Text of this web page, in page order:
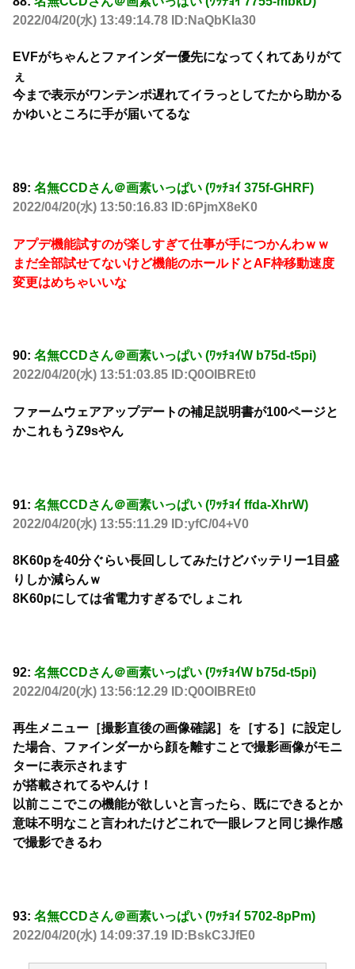
2022/04/20(水) 13:49:14.78 ID:NaQbKIa30
EVFがちゃんとファインダー優先になってくれてありがて
ぇ
今まで表示がワンテンポ遅れてイラっとしてたから助かる
かゆいところに手が届いてるな
89: 名無CCDさん＠画素いっぱい (ﾜｯﾁｮｲ 375f-GHRF)
2022/04/20(水) 13:50:16.83 ID:6PjmX8eK0
アプデ機能試すのが楽しすぎて仕事が手につかんわｗｗ
まだ全部試せてないけど機能のホールドとAF枠移動速度
変更はめちゃいいな
90: 名無CCDさん＠画素いっぱい (ﾜｯﾁｮｲW b75d-t5pi)
2022/04/20(水) 13:51:03.85 ID:Q0OIBREt0
ファームウェアアップデートの補足説明書が100ページと
かこれもうZ9sやん
91: 名無CCDさん＠画素いっぱい (ﾜｯﾁｮｲ ffda-XhrW)
2022/04/20(水) 13:55:11.29 ID:yfC/04+V0
8K60pを40分ぐらい長回ししてみたけどバッテリー1目盛
りしか減らんｗ
8K60pにしては省電力すぎるでしょこれ
92: 名無CCDさん＠画素いっぱい (ﾜｯﾁｮｲW b75d-t5pi)
2022/04/20(水) 13:56:12.29 ID:Q0OIBREt0
再生メニュー［撮影直後の画像確認］を［する］に設定し
た場合、ファインダーから顔を離すことで撮影画像がモニ
ターに表示されます
が搭載されてるやんけ！
以前ここでこの機能が欲しいと言ったら、既にできるとか
意味不明なこと言われたけどこれで一眼レフと同じ操作感
で撮影できるわ
93: 名無CCDさん＠画素いっぱい (ﾜｯﾁｮｲ 5702-8pPm)
2022/04/20(水) 14:09:37.19 ID:BskC3JfE0